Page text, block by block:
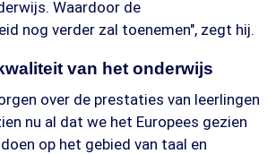
Waardoor de
nog verder zal toenemen", zegt hij.
van het onderwijs
over de prestaties van leerlingen
nu al dat we het Europees gezien
op het gebied van taal en